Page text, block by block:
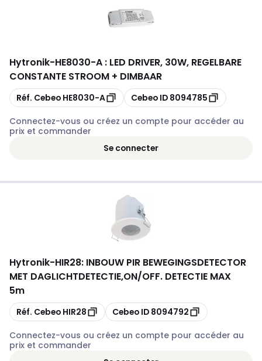
Hytronik-HE8030-A : LED DRIVER, 30W, REGELBARE
CONSTANTE STROOM + DIMBAAR
Copier
Réf. Cebeo HE8030-A Copier
Cebeo ID 8094785
Connectez-vous ou créez un compte pour accéder au
prix et commander
Se connecter
Hytronik-HIR28: INBOUW PIR BEWEGINGSDETECTOR
MET DAGLICHTDETECTIE,ON/OFF. DETECTIE MAX
5m
Copier
Réf. Cebeo HIR28 Copier
Cebeo ID 8094792
Connectez-vous ou créez un compte pour accéder au
prix et commander